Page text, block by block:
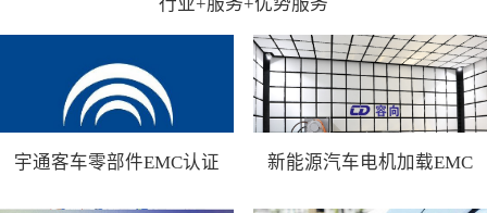
宇通客车零部件EMC认证
新能源汽车电机加载EMC